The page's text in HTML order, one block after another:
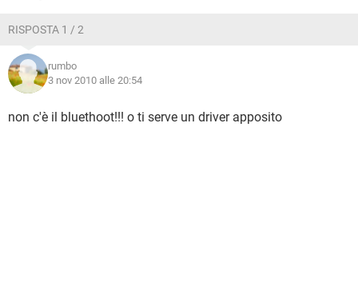
RISPOSTA 1 / 2
rumbo
3 nov 2010 alle 20:54
non c'è il bluethoot!!! o ti serve un driver apposito